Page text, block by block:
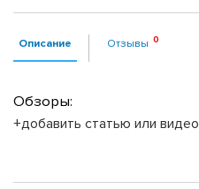
Описание Отзывы
Обзоры:
+добавить статью или видео